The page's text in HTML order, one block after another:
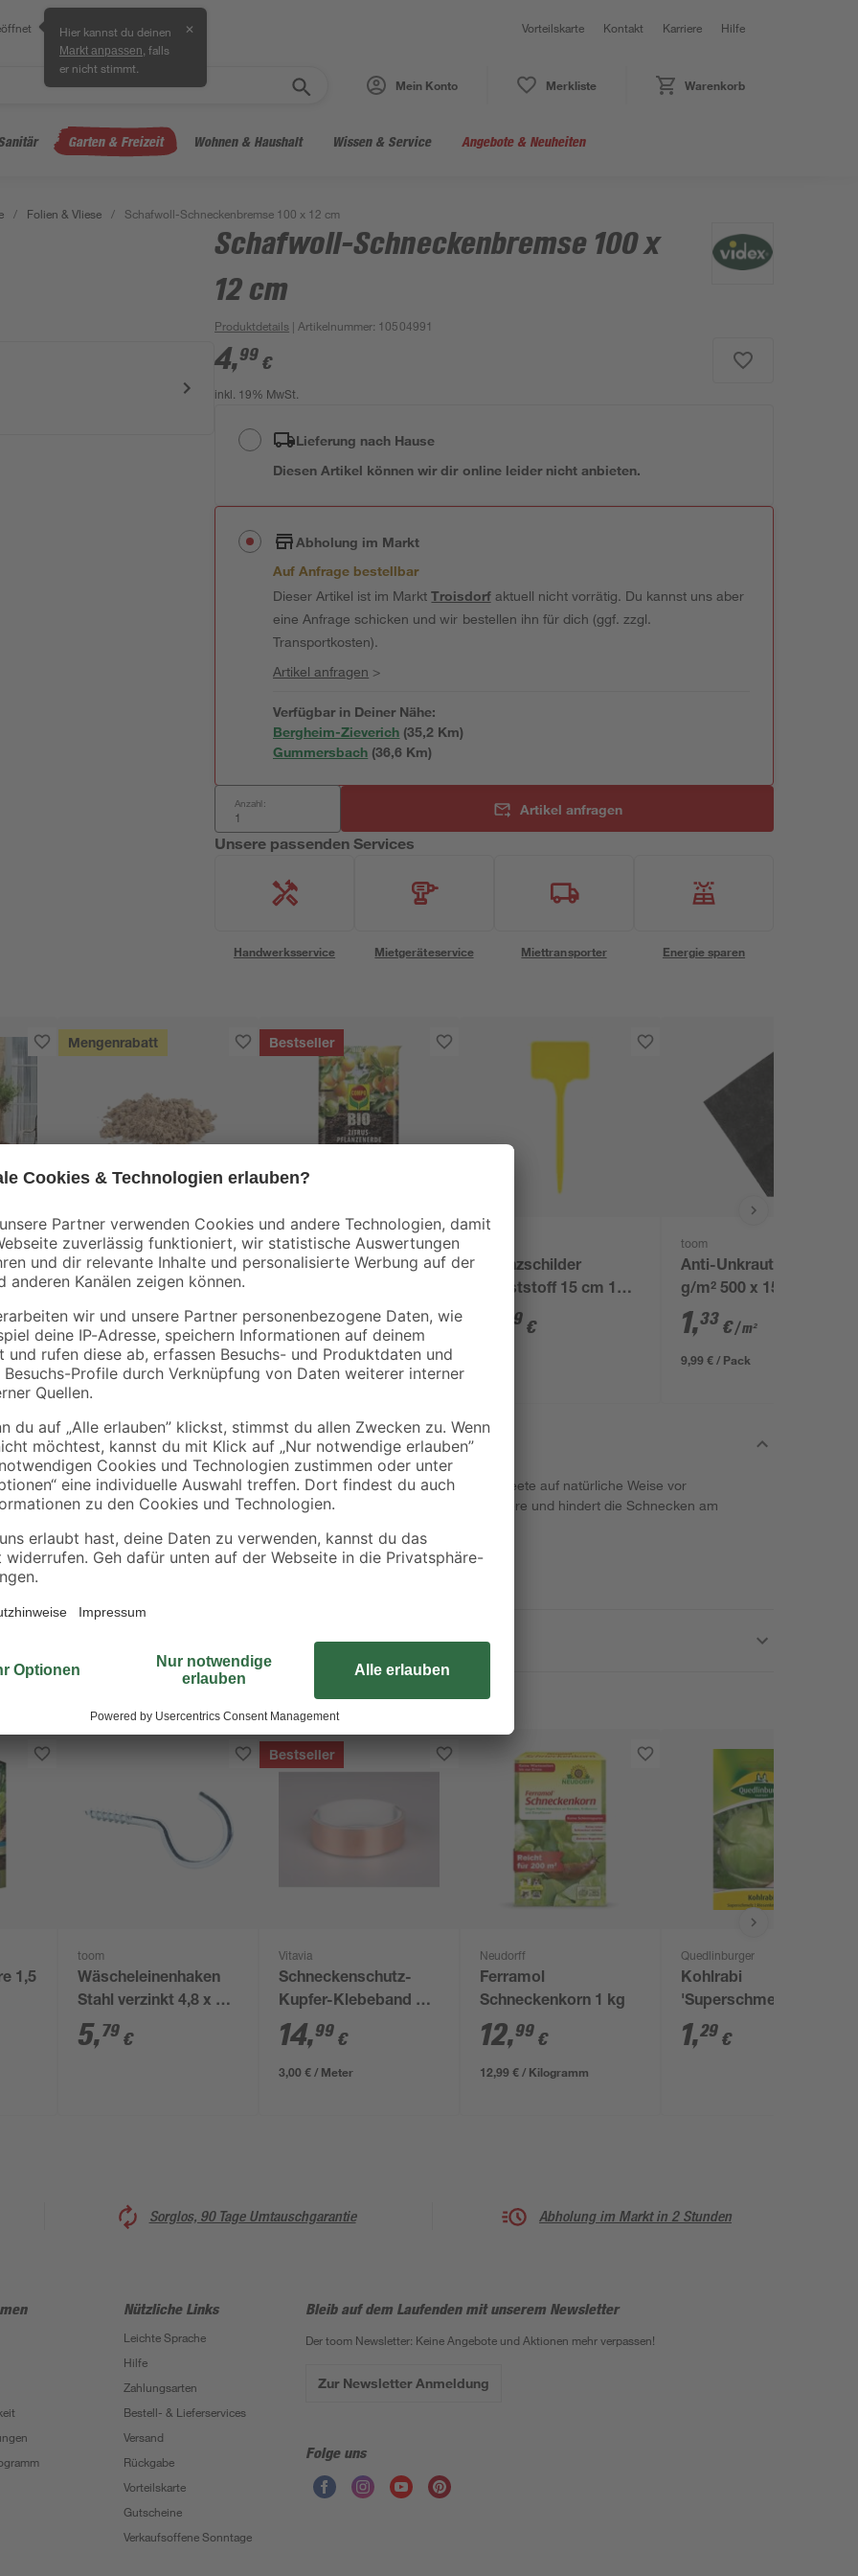
Hier kannst du deinen
Markt anpassen , falls
er nicht stimmt.
✕ Vorteilskarte Kontakt Karriere Hilfe
Mein Konto Merkliste Warenkorb
Garten & Freizeit Wohnen & Haushalt Wissen & Service Angebote & Neuheiten
/ Folien & Vliese / Schafwoll-Schneckenbremse 100 x 12 cm
Schafwoll-Schneckenbremse 100 x
12 cm
Produktdetails | Artikelnummer: 10504991
4,99 €
inkl. 19% MwSt.
Lieferung nach Hause
Diesen Artikel können wir dir online leider nicht anbieten.
Abholung im Markt
Auf Anfrage bestellbar
Dieser Artikel ist im MarktTroisdorfaktuell nicht vorrätig. Du kannst uns aber
eine Anfrage schicken und wir bestellen ihn für dich (ggf. zzgl.
Transportkosten).
Artikel anfragen >
Verfügbar in Deiner Nähe:
Bergheim-Zieverich (35,2 Km)
Gummersbach (36,6 Km)
Anzahl: Artikel anfragen
Unsere passenden Services
Handwerksservice Mietgeräteservice Miettransporter Energie sparen
Mengenrabatt
Mauersand 25 kg
3,89€
0,16 € / Kilogramm
Bestseller
Compo
Bio-
torffrei 10 l
8,99€
0,90 € / Liter
Pflanzschilder
Kunststoff 15 cm 15
Stück
49 €
toom
Anti-Unkrautvlies 50
g/m² 500 x 150 cm
1,33 €/ m²
9,99 € / Pack
Das Schafwoll-Schneckenband schützt deine Beete auf natürliche Weise vor
Schneckenbefall. Es bildet eine natürliche Barriere und hindert die Schnecken am
1,5
toom
Wäscheleinenhaken
Stahl verzinkt 4,8 x 65
mm 12 Stück
5,79 €
Bestseller
Vitavia
Schneckenschutz-
Kupfer-Klebeband 5
m, für Hochbeete
14,99 €
3,00 € / Meter
Neudorff
Ferramol
Schneckenkorn 1 kg
12,99 €
12,99 € / Kilogramm
Quedlinburger
Kohlrabi
'Superschmelz'
1,29 €
Sorglos, 90 Tage Umtauschgarantie Abholung im Markt in 2 Stunden
Nützliche Links
Leichte Sprache
Hilfe
Zahlungsarten
Bestell- & Lieferservices
Versand
Rückgabe
Vorteilskarte
Gutscheine
Verkaufsoffene Sonntage
Bleib auf dem Laufenden mit unserem Newsletter
Der toom Newsletter: Keine Angebote und Aktionen mehr verpassen!
Zur Newsletter Anmeldung
Folge uns